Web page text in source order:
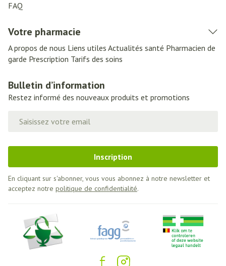
FAQ
Votre pharmacie
A propos de nous Liens utiles Actualités santé Pharmacien de
garde Prescription Tarifs des soins
Bulletin d’information
Restez informé des nouveaux produits et promotions
Inscription
En cliquant sur s'abonner, vous vous abonnez à notre newsletter et
acceptez notre politique de confidentialité.